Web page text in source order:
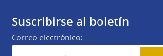
Suscribirse al boletín
Correo electrónico: